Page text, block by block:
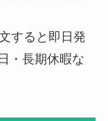
すると即日発
・長期休暇な